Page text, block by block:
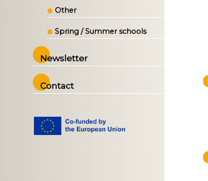
Other
Spring / Summer schools
Newsletter
Contact